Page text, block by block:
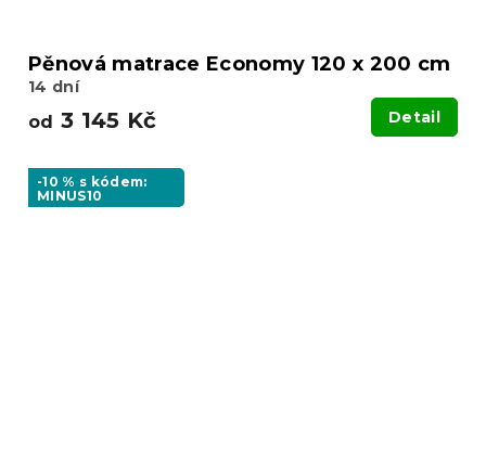
Pěnová matrace Economy 120 x 200 cm
14 dní
od 3 145 Kč Detail
-10 % s kódem:
MINUS10